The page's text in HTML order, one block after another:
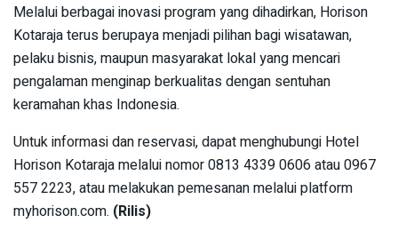
Melalui berbagai inovasi program yang dihadirkan, Horison
Kotaraja terus berupaya menjadi pilihan bagi wisatawan,
pelaku bisnis, maupun masyarakat lokal yang mencari
pengalaman menginap berkualitas dengan sentuhan
keramahan khas Indonesia.
Untuk informasi dan reservasi, dapat menghubungi Hotel
Horison Kotaraja melalui nomor 0813 4339 0606 atau 0967
557 2223, atau melakukan pemesanan melalui platform
myhorison.com. (Rilis)